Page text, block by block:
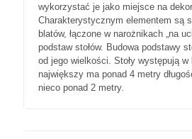
wykorzystać je jako miejsce na
Charakterystycznym elementem są
blatów, łączone w narożnikach „na
podstaw stołów. Budowa podstawy
od jego wielkości. Stoły występują
największy ma ponad 4 metry
nieco ponad 2 metry.